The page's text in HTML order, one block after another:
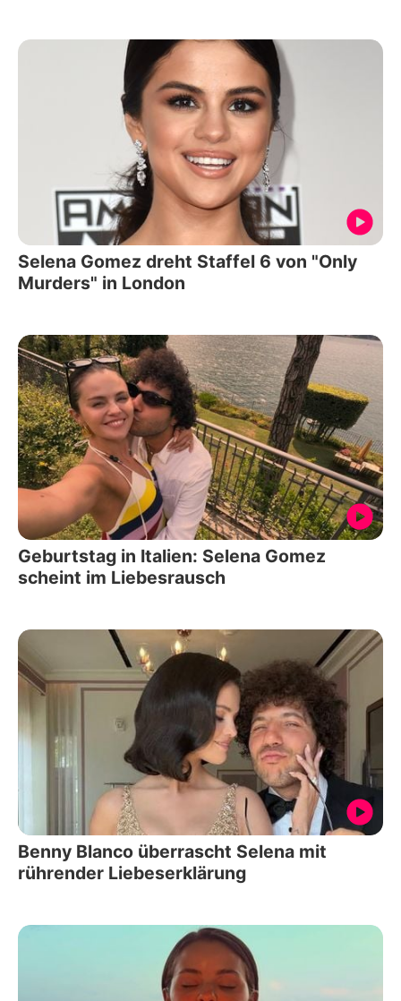
Selena Gomez dreht Staffel 6 von "Only
Murders" in London
Geburtstag in Italien: Selena Gomez
scheint im Liebesrausch
Benny Blanco überrascht Selena mit
rührender Liebeserklärung